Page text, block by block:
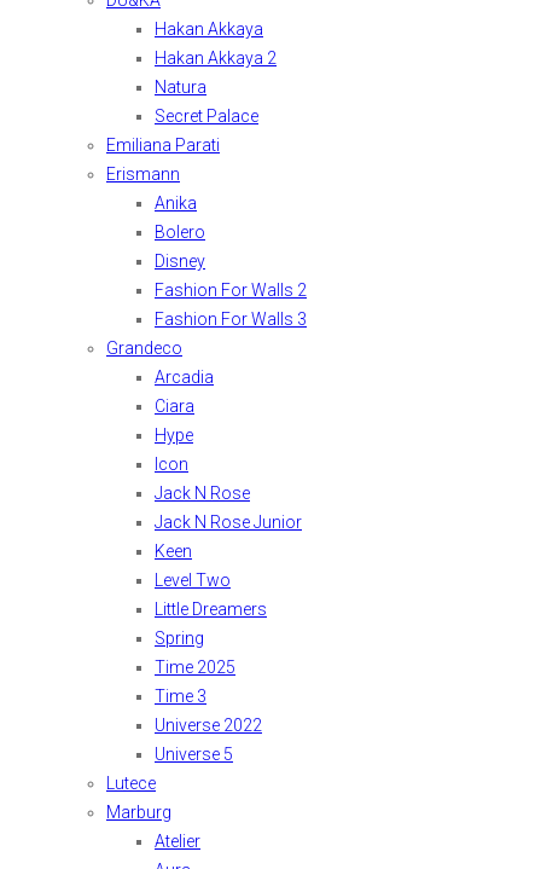
Hakan Akkaya
Hakan Akkaya 2
Natura
Secret Palace
Emiliana Parati
Erismann
Anika
Bolero
Disney
Fashion For Walls 2
Fashion For Walls 3
Grandeco
Arcadia
Ciara
Hype
Icon
Jack N Rose
Jack N Rose Junior
Keen
Level Two
Little Dreamers
Spring
Time 2025
Time 3
Universe 2022
Universe 5
Lutece
Marburg
Atelier